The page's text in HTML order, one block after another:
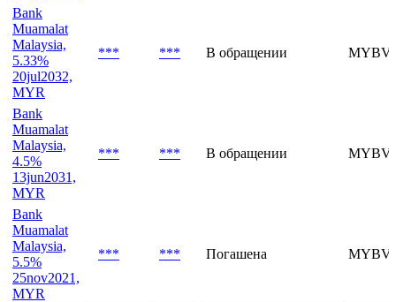
Bank
Muamalat
Malaysia,
5.33%
20jul2032,
MYR
*** *** В обращении
Bank
Muamalat
Malaysia,
4.5%
13jun2031,
MYR
*** *** В обращении
Bank
Muamalat
Malaysia,
5.5%
25nov2021,
MYR
*** *** Погашена